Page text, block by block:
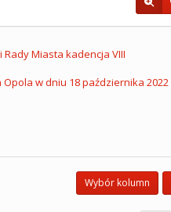
Rady Miasta kadencja VIII
w dniu 18 października 2022
Wybór kolumn